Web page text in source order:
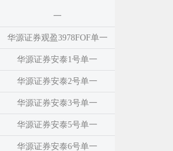
一
华源证券观盈3978FOF单一
华源证券安泰1号单一
华源证券安泰2号单一
华源证券安泰3号单一
华源证券安泰5号单一
华源证券安泰6号单一